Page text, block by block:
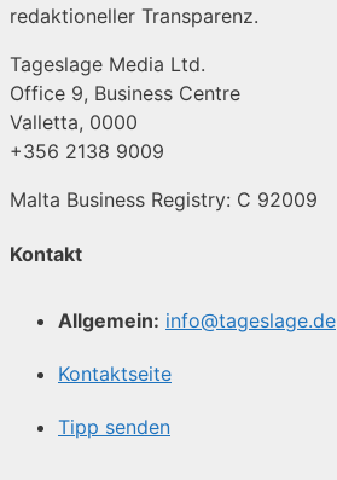
redaktioneller Transparenz.
Tageslage Media Ltd.
Office 9, Business Centre
Valletta, 0000
+356 2138 9009
Malta Business Registry: C 92009
Kontakt
Allgemein: info@tageslage.de
Kontaktseite
Tipp senden